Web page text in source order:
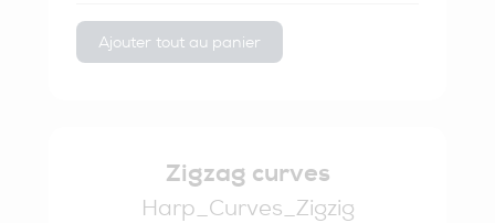
Ajouter tout au panier
Zigzag curves
Harp_Curves_Zigzig